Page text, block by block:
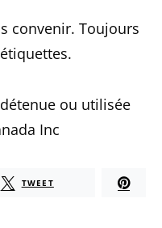
convenir. Toujours
ou utilisée
Inc
TWEET